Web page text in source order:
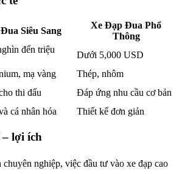
Siêu Sang
Xe Đạp Đua Phổ
Thông
đến triệu
Dưới 5,000 USD
mạ vàng
Thép, nhôm
thi đấu
Đáp ứng nhu cầu cơ bản
cá nhân hóa Thiết kế đơn giản
lợi ích
nghiệp, việc đầu tư vào xe đạp cao